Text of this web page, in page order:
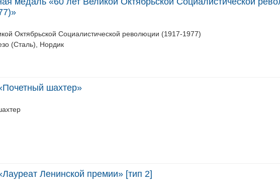
Октябрьской Социалистической революции (1917-1977)
(Сталь), Нордик
шахтер»
Ленинской премии» [тип 2]